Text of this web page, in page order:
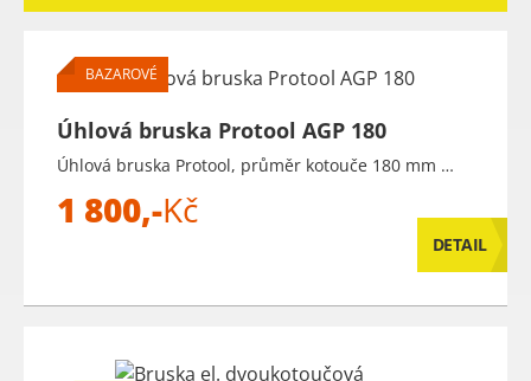
BAZAROVÉ
Úhlová bruska Protool AGP 180
Úhlová bruska Protool, průměr kotouče 180 mm …
1 800,-Kč
DETAIL